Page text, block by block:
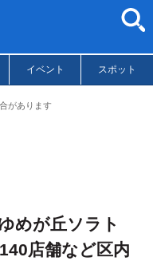
イベント スポット
があります
めが丘ソラト
店舗など区内